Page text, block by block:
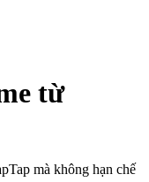
từ
mà không hạn chế